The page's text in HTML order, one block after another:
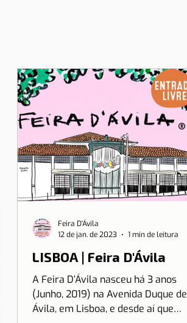
LISBOA | Feira D'Ávila
A Feira D’Ávila nasceu há 3 anos
(Junho, 2019) na Avenida Duque de
Ávila, em Lisboa, e desde aí que
Feira D'Ávila
12 de jan. de 2023
1 min de leitura